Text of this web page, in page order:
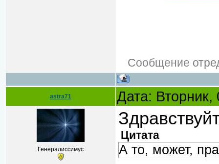
Сообщение
astra71 Дата:
Генералиссимус
Цитата
А то, может,